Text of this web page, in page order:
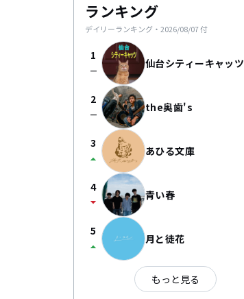
ランキング
デイリーランキング・ 2026/08/07付
1
check_indeterminate_small 仙台シティーキャッツ
2
check_indeterminate_small the奥歯's
3
arrow_drop_up あひる文庫
4
arrow_drop_down 青い春
5
arrow_drop_up 月と徒花
もっと見る